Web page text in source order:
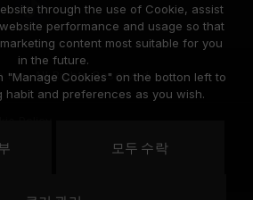
All Rights Reserved.
United
through the use of Cookie, assist
performance and usage so that
content most suitable for you
in the future.
"Manage Cookies" on the botton left to
habit and preferences as you wish.
모두 수락